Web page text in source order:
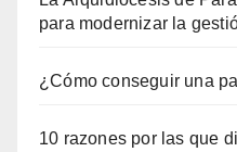
para modernizar la
¿Cómo conseguir una
10 razones por las que